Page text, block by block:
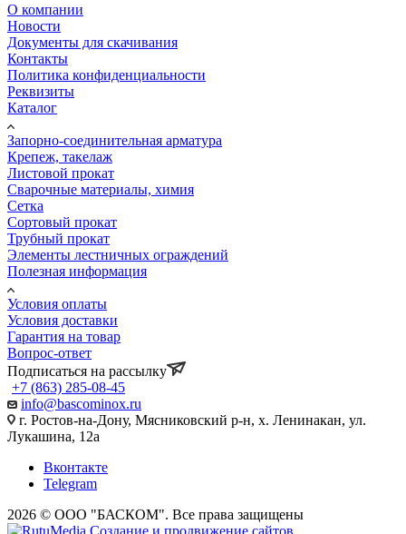
О компании
Новости
Документы для скачивания
Контакты
Политика конфиденциальности
Реквизиты
Каталог
Запорно-соединительная арматура
Крепеж, такелаж
Листовой прокат
Сварочные материалы, химия
Сетка
Сортовый прокат
Трубный прокат
Элементы лестничных ограждений
Полезная информация
Условия оплаты
Условия доставки
Гарантия на товар
Вопрос-ответ
Подписаться на рассылку
+7 (863) 285-08-45
info@bascominox.ru
г. Ростов-на-Дону, Мясниковский р-н, х. Ленинакан, ул.
Лукашина, 12а
Вконтакте
Telegram
2026 © ООО "БАСКОМ". Все права защищены